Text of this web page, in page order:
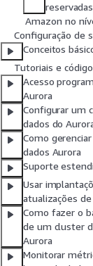
reservadas
Amazon no
Configuração de
Conceitos
Tutoriais e
Acesso
Aurora
Configurar um
dados do
Como
dados Aurora
Suporte
Usar
atualizações
Como fazer o
de um cluster
Aurora
Monitorar